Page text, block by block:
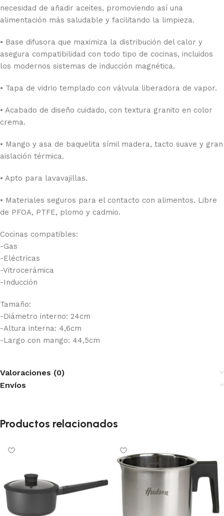
necesidad de añadir aceites, promoviendo así una
alimentación más saludable y facilitando la limpieza.
• Base difusora que maximiza la distribución del calor y
asegura compatibilidad con todo tipo de cocinas, incluidos
los modernos sistemas de inducción magnética.
• Tapa de vidrio templado con válvula liberadora de vapor.
• Acabado de diseño cuidado, con textura granito en color
crema.
• Mango y asa de baquelita símil madera, tacto suave y gran
aislación térmica.
• Apto para lavavajillas.
• Materiales seguros para el contacto con alimentos. Libre
de PFOA, PTFE, plomo y cadmio.
Cocinas compatibles:
-Gas
-Eléctricas
-Vitrocerámica
-Inducción
Tamaño:
-Diámetro interno: 24cm
-Altura interna: 4,6cm
-Largo con mango: 44,5cm
Valoraciones (0)
Envíos
Productos relacionados